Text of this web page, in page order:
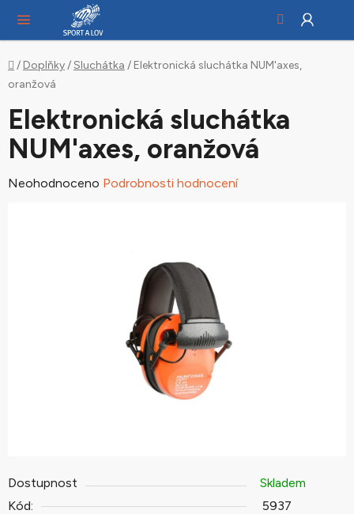
obsah
Domů
/ Doplňky/Sluchátka / Elektronická sluchátka NUM'axes,
oranžová
Dostupnost
Skladem
Kód:
5937
Elektronická sluchátka
NUM'axes, oranžová
Průměrné
Neohodnoceno Podrobnosti hodnocení